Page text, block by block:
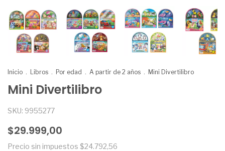
Inicio . Libros . Por edad . A partir de 2 años . Mini Divertilibro
Mini Divertilibro
SKU: 9955277
$29.999,00
Precio sin impuestos $24.792,56